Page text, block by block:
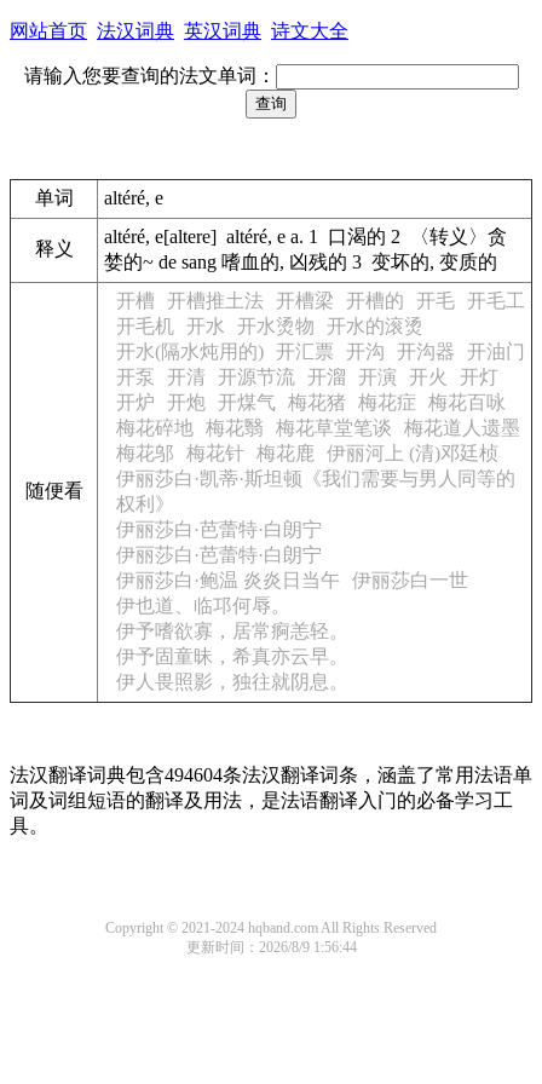
网站首页 法汉词典 英汉词典 诗文大全
请输入您要查询的法文单词：
单词 altéré, e
释义
altéré, e[altere] altéré, e a. 1 口渴的 2 〈转义〉贪
婪的~ de sang 嗜血的, 凶残的 3 变坏的, 变质的
随便看
开槽 开槽推土法 开槽梁 开槽的 开毛
开毛工
开毛机
开水 开水烫物
开水的滚烫
开水(隔水炖用的)
开汇票 开沟 开沟器
开油门
开泵
开清 开源节流 开溜 开演 开火
开灯
开炉
开炮 开煤气 梅花猪 梅花症
梅花百咏
梅花碎地 梅花翳 梅花草堂笔谈
梅花道人遗墨
梅花邬
梅花针 梅花鹿
伊丽河上 (清)邓廷桢
伊丽莎白·凯蒂·斯坦顿《我们需要与男人同等的
权利》
伊丽莎白·芭蕾特·白朗宁
伊丽莎白·芭蕾特·白朗宁
伊丽莎白·鲍温 炎炎日当午
伊丽莎白一世
伊也道、临邛何辱。
伊予嗜欲寡，居常痾恙轻。
伊予固童昧，希真亦云早。
伊人畏照影，独往就阴息。
法汉翻译词典包含494604条法汉翻译词条，涵盖了常用法语单
词及词组短语的翻译及用法，是法语翻译入门的必备学习工
具。
Copyright © 2021-2024 hqband.com All Rights Reserved
更新时间：2026/8/9 1:56:44